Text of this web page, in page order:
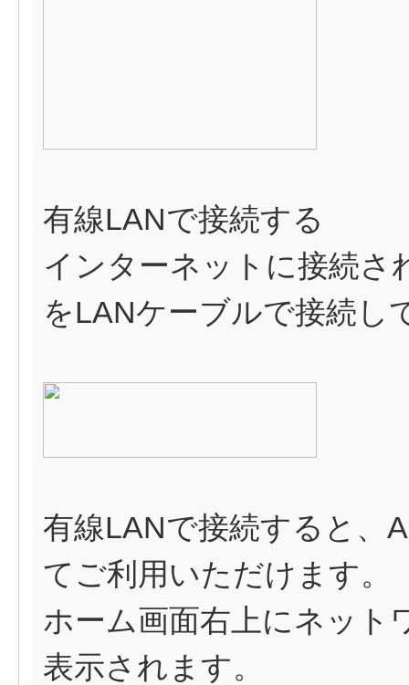
有線LANで接続する
インターネットに接続さ
をLANケーブルで接続し
有線LANで接続すると、
てご利用いただけます。
ホーム画面右上にネット
表示されます。